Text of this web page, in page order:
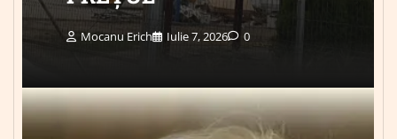
Mocanu Erich Iulie 7, 2026 0